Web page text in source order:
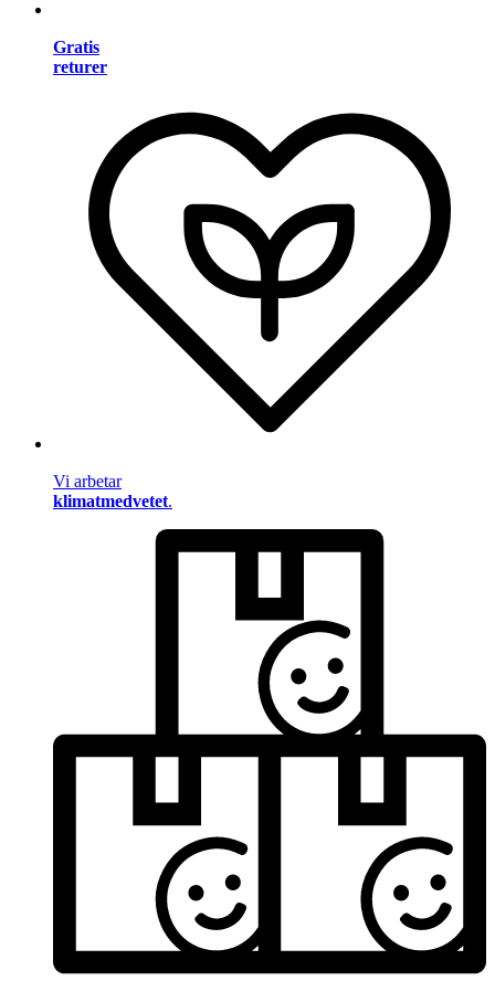
Gratis
returer
Vi arbetar
klimatmedvetet.